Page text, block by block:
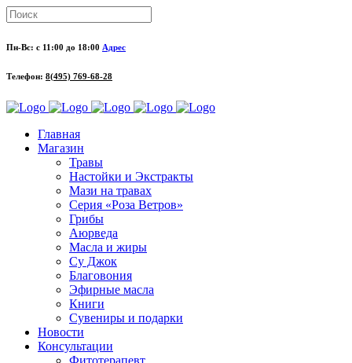
Пн-Вс: с 11:00 до 18:00 Адрес
Телефон: 8(495) 769-68-28
Главная
Магазин
Травы
Настойки и Экстракты
Мази на травах
Серия «Роза Ветров»
Грибы
Аюрведа
Масла и жиры
Су Джок
Благовония
Эфирные масла
Книги
Сувениры и подарки
Новости
Консультации
Фитотерапевт